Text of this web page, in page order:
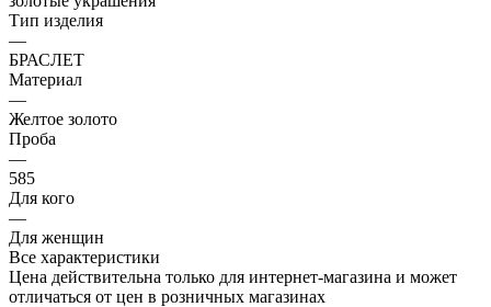
Тип изделия
—
БРАСЛЕТ
Материал
—
Желтое золото
Проба
—
585
Для кого
—
Для женщин
Все характеристики
Цена действительна только для интернет-магазина и может
отличаться от цен в розничных магазинах